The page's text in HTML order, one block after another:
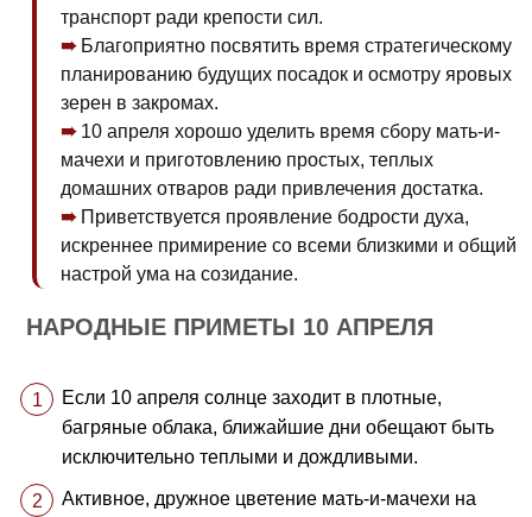
транспорт ради крепости сил.
Благоприятно посвятить время стратегическому
планированию будущих посадок и осмотру яровых
зерен в закромах.
10 апреля хорошо уделить время сбору мать-и-
мачехи и приготовлению простых, теплых
домашних отваров ради привлечения достатка.
Приветствуется проявление бодрости духа,
искреннее примирение со всеми близкими и общий
настрой ума на созидание.
НАРОДНЫЕ ПРИМЕТЫ 10 АПРЕЛЯ
Если 10 апреля солнце заходит в плотные,
багряные облака, ближайшие дни обещают быть
исключительно теплыми и дождливыми.
Активное, дружное цветение мать-и-мачехи на